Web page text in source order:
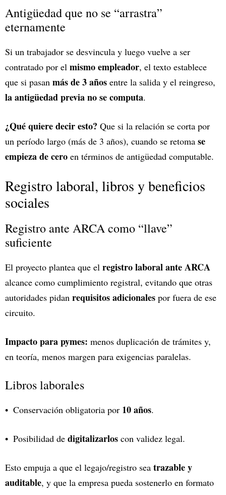
Antigüedad que no se “arrastra”
eternamente
Si un trabajador se desvincula y luego vuelve a ser
contratado por el mismo empleador, el texto establece
que si pasan más de 3 años entre la salida y el reingreso,
la antigüedad previa no se computa.
¿Qué quiere decir esto? Que si la relación se corta por
un período largo (más de 3 años), cuando se retoma se
empieza de cero en términos de antigüedad computable.
Registro laboral, libros y beneficios
sociales
Registro ante ARCA como “llave”
suficiente
El proyecto plantea que el registro laboral ante ARCA
alcance como cumplimiento registral, evitando que otras
autoridades pidan requisitos adicionales por fuera de ese
circuito.
Impacto para pymes: menos duplicación de trámites y,
en teoría, menos margen para exigencias paralelas.
Libros laborales
Conservación obligatoria por 10 años.
Posibilidad de digitalizarlos con validez legal.
Esto empuja a que el legajo/registro sea trazable y
auditable, y que la empresa pueda sostenerlo en formato